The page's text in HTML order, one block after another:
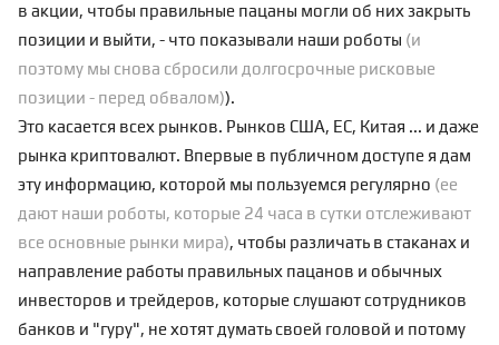
в акции, чтобы правильные пацаны могли об них закрыть
позиции и выйти, - что показывали наши роботы (и
поэтому мы снова сбросили долгосрочные рисковые
позиции - перед обвалом)).
Это касается всех рынков. Рынков США, ЕС, Китая ... и даже
рынка криптовалют. Впервые в публичном доступе я дам
эту информацию, которой мы пользуемся регулярно (ее
дают наши роботы, которые 24 часа в сутки отслеживают
все основные рынки мира), чтобы различать в стаканах и
направление работы правильных пацанов и обычных
инвесторов и трейдеров, которые слушают сотрудников
банков и "гуру", не хотят думать своей головой и потому